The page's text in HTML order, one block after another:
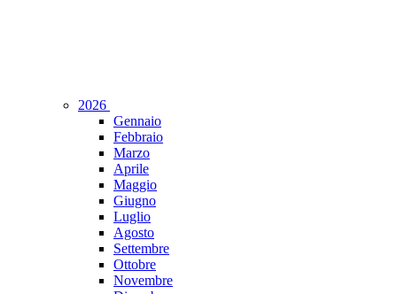
2026
Gennaio
Febbraio
Marzo
Aprile
Maggio
Giugno
Luglio
Agosto
Settembre
Ottobre
Novembre